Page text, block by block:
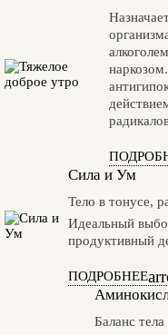
Сила и Ум
Тело в тонусе,
Идеальный
продуктивный
ПОДРОБНЕЕ
Баланс